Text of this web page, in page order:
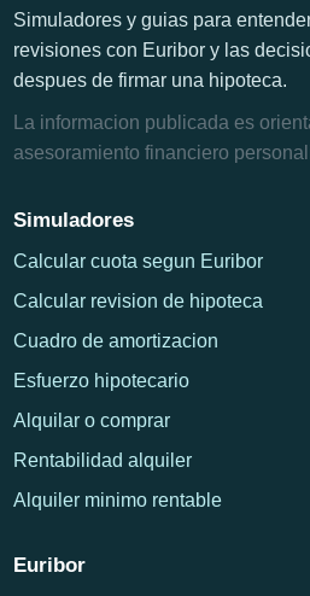
Simuladores y guias para
revisiones con Euribor y las
despues de firmar una hipoteca.
La informacion publicada es
asesoramiento financiero
Simuladores
Calcular cuota segun Euribor
Calcular revision de hipoteca
Cuadro de amortizacion
Esfuerzo hipotecario
Alquilar o comprar
Rentabilidad alquiler
Alquiler minimo rentable
Euribor